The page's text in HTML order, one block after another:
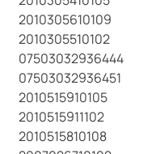
2010305610109
2010305510102
07503032936444
07503032936451
2010515910105
2010515911102
2010515810108